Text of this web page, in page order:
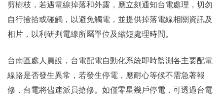
剪樹枝，若遇電線掉落和外露，應立刻通知台電處理，切勿
自行撿拾或碰觸，以避免觸電，並提供掉落電線相關資訊及
相片，以利研判電線所屬單位及縮短處理時間。
台南區處人員說，台電配電自動化系統即時監測各主要配電
線路是否發生異常，若發生停電，應耐心等候不需急著報
修，台電將儘速派員搶修。如僅零星幾戶停電，可透過台電